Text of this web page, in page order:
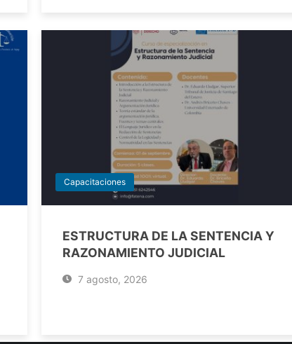
Capacitaciones
ESTRUCTURA DE LA SENTENCIA Y
RAZONAMIENTO JUDICIAL
7 agosto, 2026